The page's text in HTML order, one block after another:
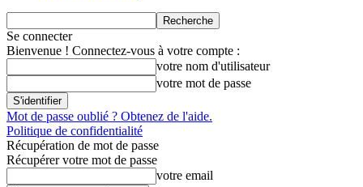
Se connecter
Bienvenue ! Connectez-vous à votre compte :
votre nom d'utilisateur
votre mot de passe
Mot de passe oublié ? Obtenez de l'aide.
Politique de confidentialité
Récupération de mot de passe
Récupérer votre mot de passe
votre email